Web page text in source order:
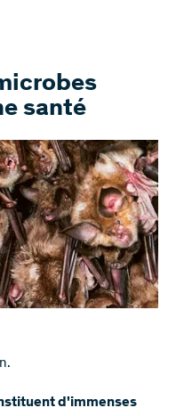
santé
d'immenses